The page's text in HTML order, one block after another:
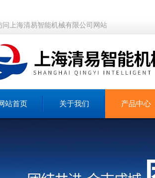
问上海清易智能机械有限公司网站
站首页 关于我们 产品中心